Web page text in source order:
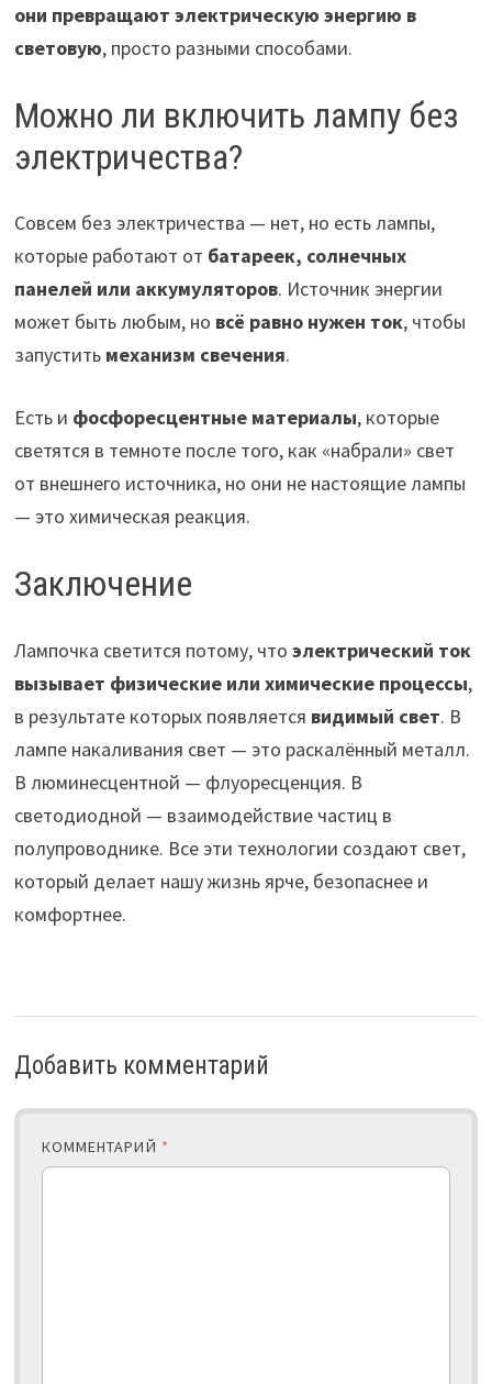
они превращают электрическую энергию в
световую, просто разными способами.
Можно ли включить лампу без
электричества?
Совсем без электричества — нет, но есть лампы,
которые работают от батареек, солнечных
панелей или аккумуляторов. Источник энергии
может быть любым, но всё равно нужен ток, чтобы
запустить механизм свечения.
Есть и фосфоресцентные материалы, которые
светятся в темноте после того, как «набрали» свет
от внешнего источника, но они не настоящие лампы
— это химическая реакция.
Заключение
Лампочка светится потому, что электрический ток
вызывает физические или химические процессы,
в результате которых появляется видимый свет. В
лампе накаливания свет — это раскалённый металл.
В люминесцентной — флуоресценция. В
светодиодной — взаимодействие частиц в
полупроводнике. Все эти технологии создают свет,
который делает нашу жизнь ярче, безопаснее и
комфортнее.
Добавить комментарий
КОММЕНТАРИЙ *